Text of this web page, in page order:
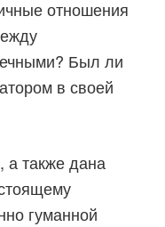
отношения
Был ли
в своей
а также дана
гуманной